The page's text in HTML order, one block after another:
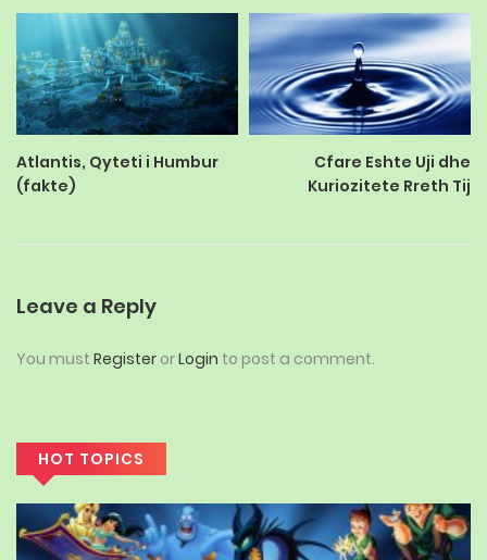
Atlantis, Qyteti i Humbur
(fakte)
Cfare Eshte Uji dhe
Kuriozitete Rreth Tij
Leave a Reply
You must Register orLogin to post a comment.
HOT TOPICS